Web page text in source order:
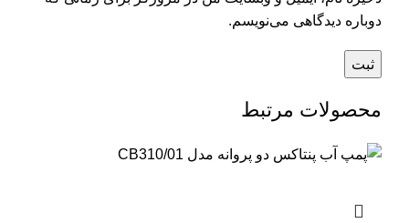
دوباره دیدگاهی می‌نویسم.
محصولات مرتبط